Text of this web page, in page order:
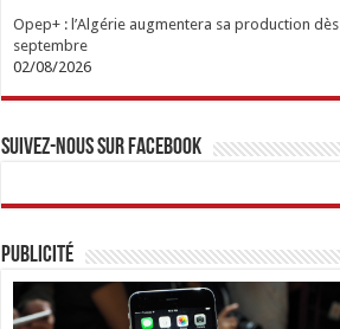
Opep+ : l’Algérie augmentera sa production dès
septembre
02/08/2026
Suivez-nous sur Facebook
Publicité